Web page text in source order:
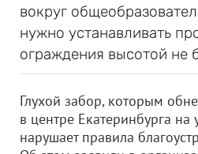
вокруг
нужно устанавливать
ограждения высотой не
Глухой забор, которым
в центре Екатеринбурга на
нарушает правила